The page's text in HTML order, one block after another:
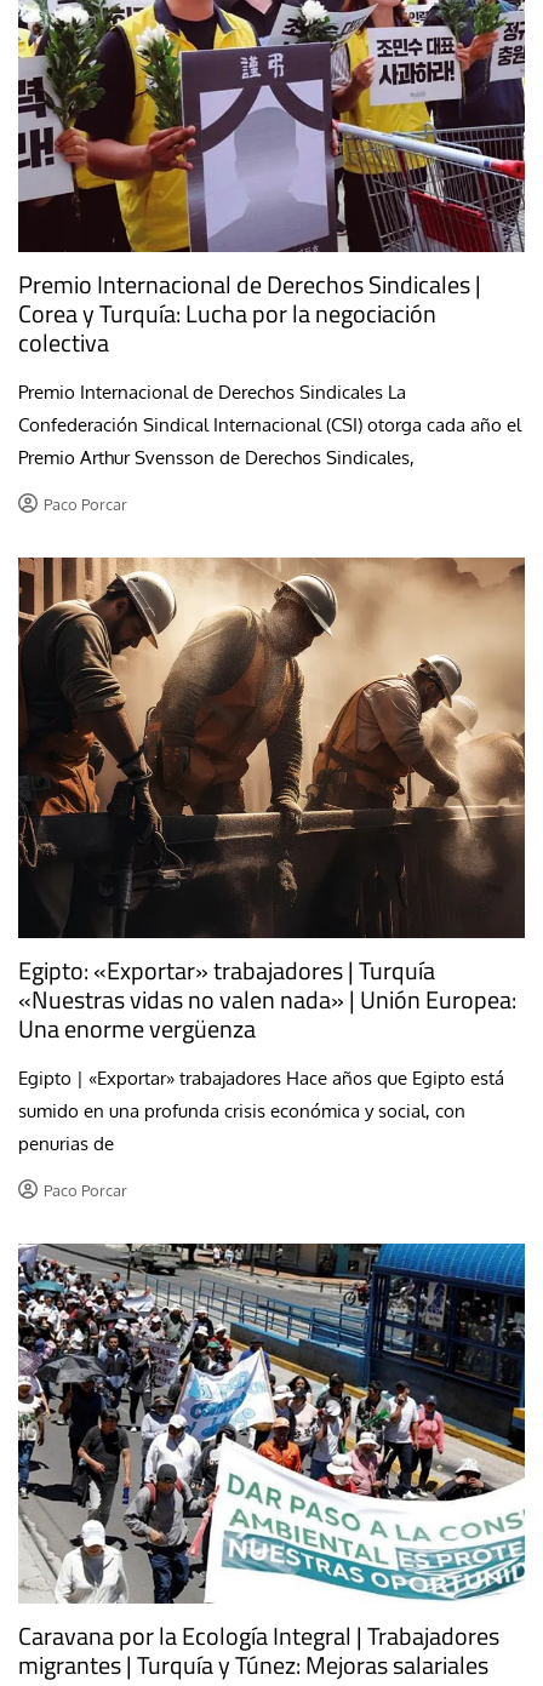
Premio Internacional de Derechos Sindicales |
Corea y Turquía: Lucha por la negociación
colectiva
Premio Internacional de Derechos Sindicales La
Confederación Sindical Internacional (CSI) otorga cada año el
Premio Arthur Svensson de Derechos Sindicales,
Paco Porcar
Egipto: «Exportar» trabajadores | Turquía
«Nuestras vidas no valen nada» | Unión Europea:
Una enorme vergüenza
Egipto | «Exportar» trabajadores Hace años que Egipto está
sumido en una profunda crisis económica y social, con
penurias de
Paco Porcar
Caravana por la Ecología Integral | Trabajadores
migrantes | Turquía y Túnez: Mejoras salariales